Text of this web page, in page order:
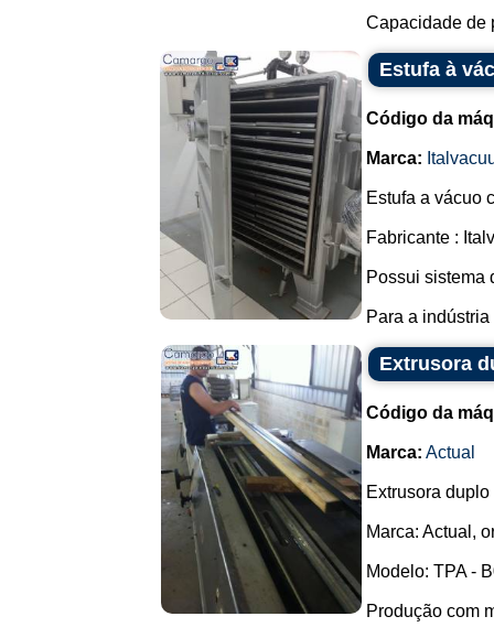
Capacidade de
Estufa à
Código da
Marca:
Estufa a vácuo
Fabricante :
Possui sistema
Para a
Extrusora
Código da
Marca: Actual
Extrusora
Marca: Actual,
Modelo: TPA -
Produção com